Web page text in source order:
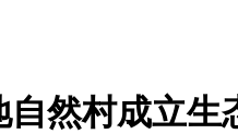
然村成立生